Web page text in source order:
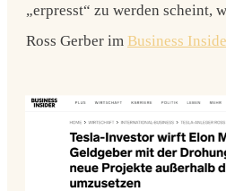
„erpresst“ zu werden scheint,
Ross Gerber im Business